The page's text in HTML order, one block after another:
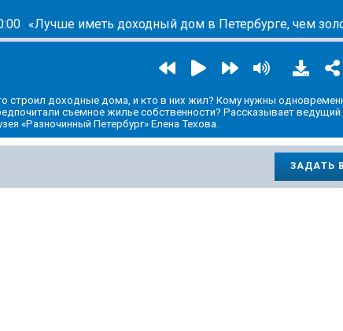
строил доходные дома, и кто в них жил? Кому нужны
съемное жилье собственности? Рассказывает
«Разночинный Петербург» Елена Техова.
ЗАДАТЬ